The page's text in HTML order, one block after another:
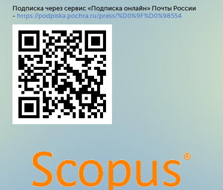
Подписка через сервис «Подписка онлайн» Почты России
- https://podpiska.pochta.ru/press/%D0%9F%D0%98554